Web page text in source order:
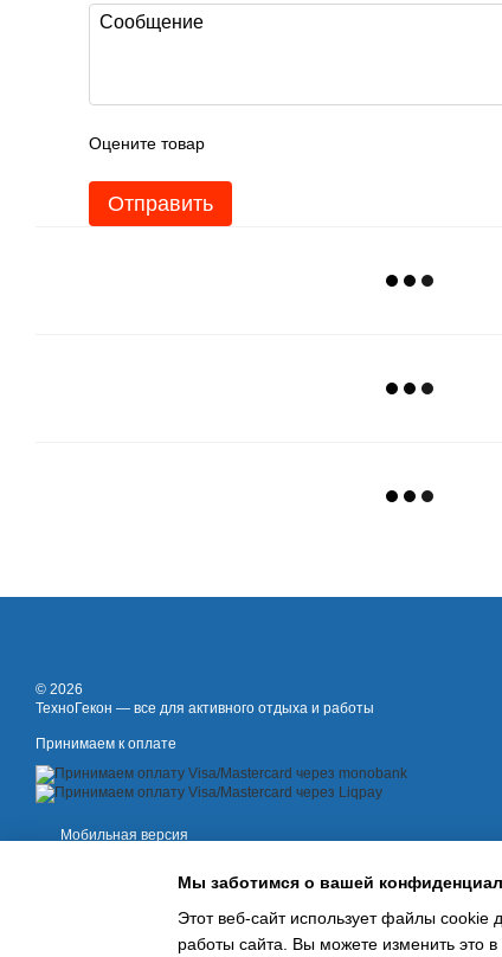
Оцените товар
Отправить
© 2026
ТехноГекон — все для активного отдыха и работы
Принимаем к оплате
Мобильная версия
Мы заботимся о вашей
Этот веб-сайт использует файлы cookie
работы сайта. Вы можете изменить это